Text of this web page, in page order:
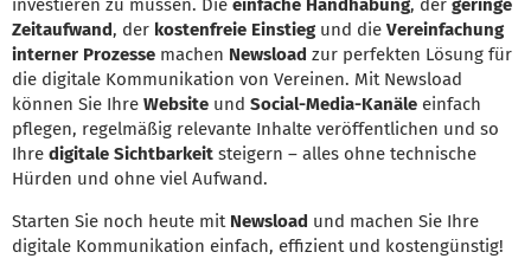
investieren zu müssen. Die einfache Handhabung, der geringe
Zeitaufwand, der kostenfreie Einstiegund die Vereinfachung
interner Prozesse machen Newsload zur perfekten Lösung für
die digitale Kommunikation von Vereinen. Mit Newsload
können Sie Ihre Website und Social-Media-Kanäle einfach
pflegen, regelmäßig relevante Inhalte veröffentlichen und so
Ihre digitale Sichtbarkeit steigern – alles ohne technische
Hürden und ohne viel Aufwand.
Starten Sie noch heute mit Newsload und machen Sie Ihre
digitale Kommunikation einfach, effizient und kostengünstig!